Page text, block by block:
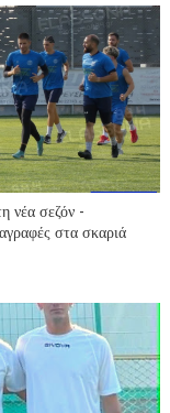
νέα σεζόν -
στα σκαριά